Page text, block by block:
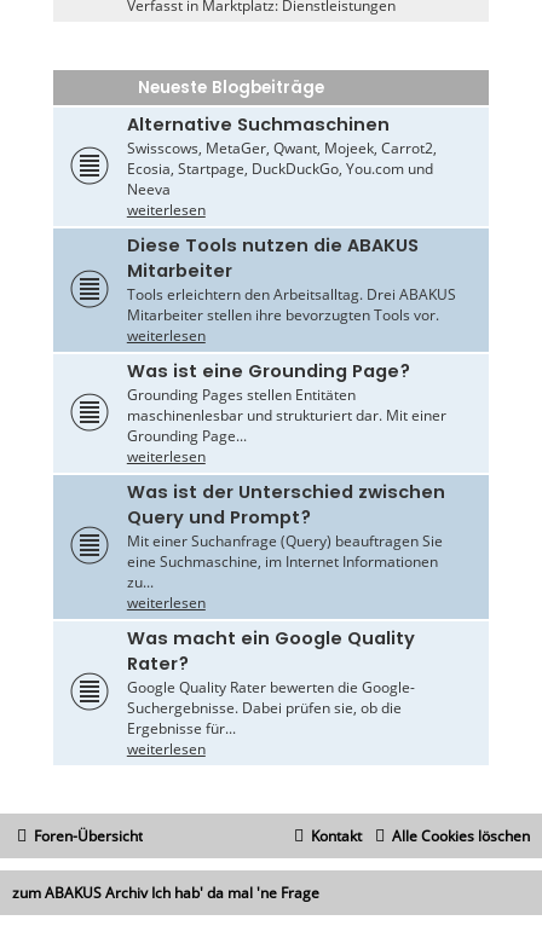
Verfasst in Marktplatz: Dienstleistungen
Neueste Blogbeiträge
Alternative Suchmaschinen
Swisscows, MetaGer, Qwant, Mojeek, Carrot2,
Ecosia, Startpage, DuckDuckGo, You.com und
Neeva
weiterlesen
Diese Tools nutzen die ABAKUS
Mitarbeiter
Tools erleichtern den Arbeitsalltag. Drei ABAKUS
Mitarbeiter stellen ihre bevorzugten Tools vor.
weiterlesen
Was ist eine Grounding Page?
Grounding Pages stellen Entitäten
maschinenlesbar und strukturiert dar. Mit einer
Grounding Page...
weiterlesen
Was ist der Unterschied zwischen
Query und Prompt?
Mit einer Suchanfrage (Query) beauftragen Sie
eine Suchmaschine, im Internet Informationen
zu...
weiterlesen
Was macht ein Google Quality
Rater?
Google Quality Rater bewerten die Google-
Suchergebnisse. Dabei prüfen sie, ob die
Ergebnisse für...
weiterlesen
Foren-Übersicht Alle Cookies löschen
Kontakt
zum ABAKUS Archiv Ich hab' da mal 'ne Frage